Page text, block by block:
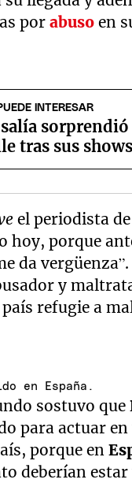
porabusoen
INTERESAR
sorprendió
tras sus
el periodista
hoy, porque
da
y
refugie a
en España.
sostuvo que
para actuar
porque en
deberían